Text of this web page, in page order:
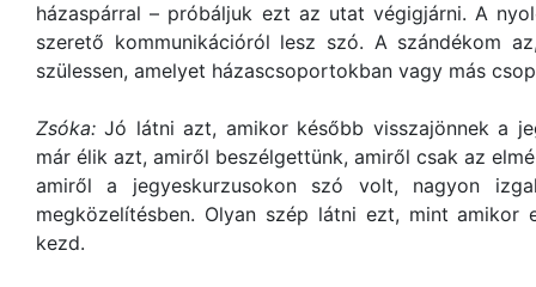
házaspárral – próbáljuk ezt az utat végigjárni. A
szerető kommunikációról lesz szó. A szándékom
szülessen, amelyet házascsoportokban vagy más
Zsóka: Jó látni azt, amikor később visszajönnek a
már élik azt, amiről beszélgettünk, amiről csak az
amiről a jegyeskurzusokon szó volt, nagyon
megközelítésben. Olyan szép látni ezt, mint
kezd.